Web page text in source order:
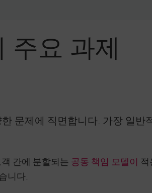
주요 과제
문제에 직면합니다. 가장 일반
간에 분할되는 공동 책임 모델이
니다.